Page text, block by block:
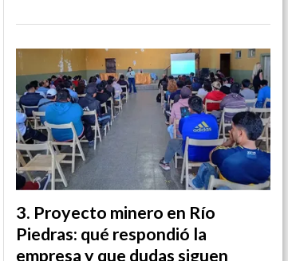
Proyecto minero en Río
Piedras: qué respondió la
empresa y que dudas siguen